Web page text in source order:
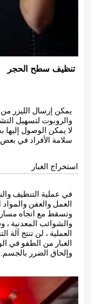
تنظيف سطح الحجر
يمكن إرسال الليزر من
والروبوت لتسهيل
لا يمكن الوصول
سلامة الأفراد في بعض
استخراج الغبار
في عملية التنظيف
العمل والعفن
وتسقط مع اتجاه مسار
والشوائب المعدنية ،
العملية ، لن تنتج آلة
الغبار من الطفو في
وإلحاق الضرر بالجسم.